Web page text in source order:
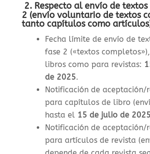
2. Respecto al envío de
2 (envío voluntario de textos
tanto capítulos como
Fecha límite de envío de
fase 2 («textos
libros como para revistas:
de 2025.
Notificación de aceptación/
para capítulos de libro
hasta el 15 de julio de 2025
Notificación de aceptación/
para artículos de revista